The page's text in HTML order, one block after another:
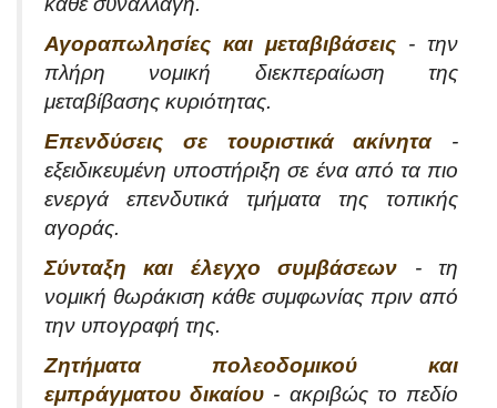
Αγοραπωλησίες και μεταβιβάσεις - την
πλήρη νομική διεκπεραίωση της
μεταβίβασης κυριότητας.
Επενδύσεις σε τουριστικά ακίνητα
-
εξειδικευμένη υποστήριξη σε ένα από τα πιο
ενεργά επενδυτικά τμήματα της τοπικής
αγοράς.
Σύνταξη και έλεγχο συμβάσεων - τη
νομική θωράκιση κάθε συμφωνίας πριν από
την υπογραφή της.
Ζητήματα πολεοδομικού και
εμπράγματου δικαίου - ακριβώς το πεδίο